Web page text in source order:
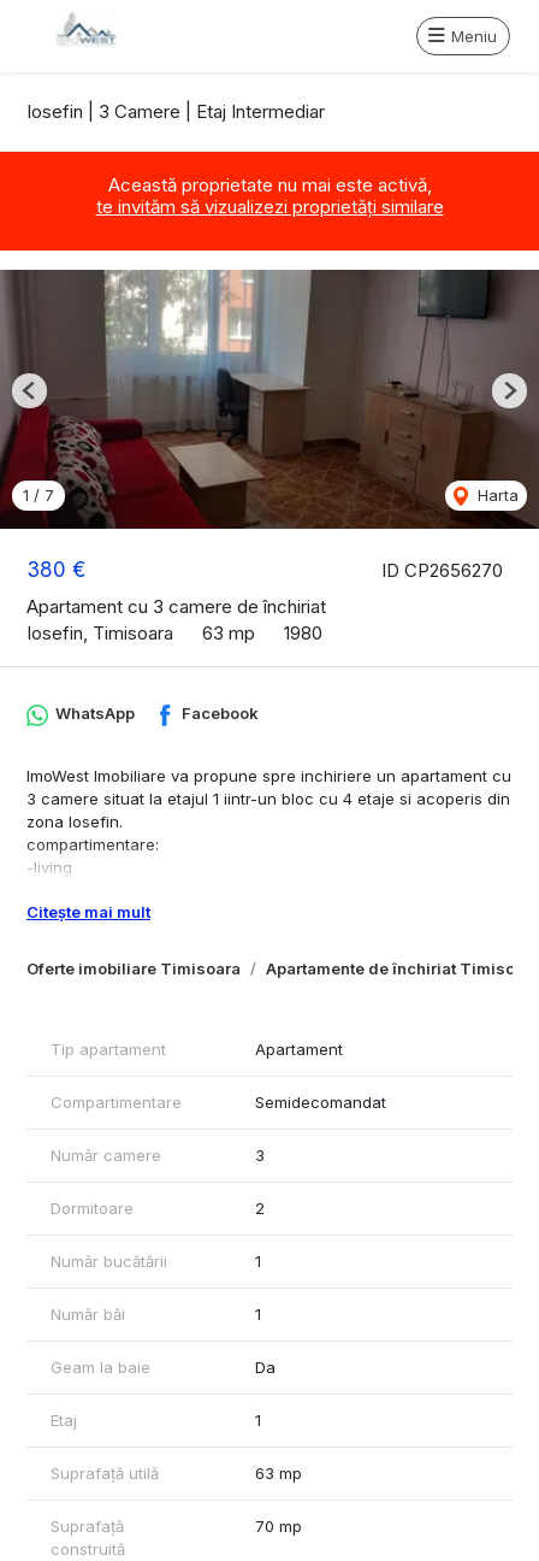
Meniu
Iosefin | 3 Camere | Etaj Intermediar
Această proprietate nu mai este activă,
te invităm să vizualizezi proprietăți similare
ID CP2656270
380 €
Apartament cu 3 camere de închiriat
Iosefin, Timisoara
63 mp 1980
1 / 7 Harta
Previous
Oferte imobiliare Timisoara Apartamente de închiriat Timisoara
WhatsApp Facebook
ImoWest Imobiliare va propune spre inchiriere un apartament cu
3 camere situat la etajul 1 iintr-un bloc cu 4 etaje si acoperis din
zona Iosefin.
compartimentare:
-living
-bucatarie
Aproape de gara de Nord
La 3 minute de mers pe jos de transportul în comun.
Foarte aproape de LIdl, Kaufland, Pepco, Kik, Mega Image
Pret: 380 Euro/luna + Garantie + comisionul agentiei.
Citește mai mult
Tip apartament Apartament
Compartimentare Semidecomandat
Număr camere 3
Dormitoare 2
Număr bucătării 1
Număr băi 1
Geam la baie Da
Etaj 1
Suprafață utilă 63 mp
Suprafață
construită
70 mp